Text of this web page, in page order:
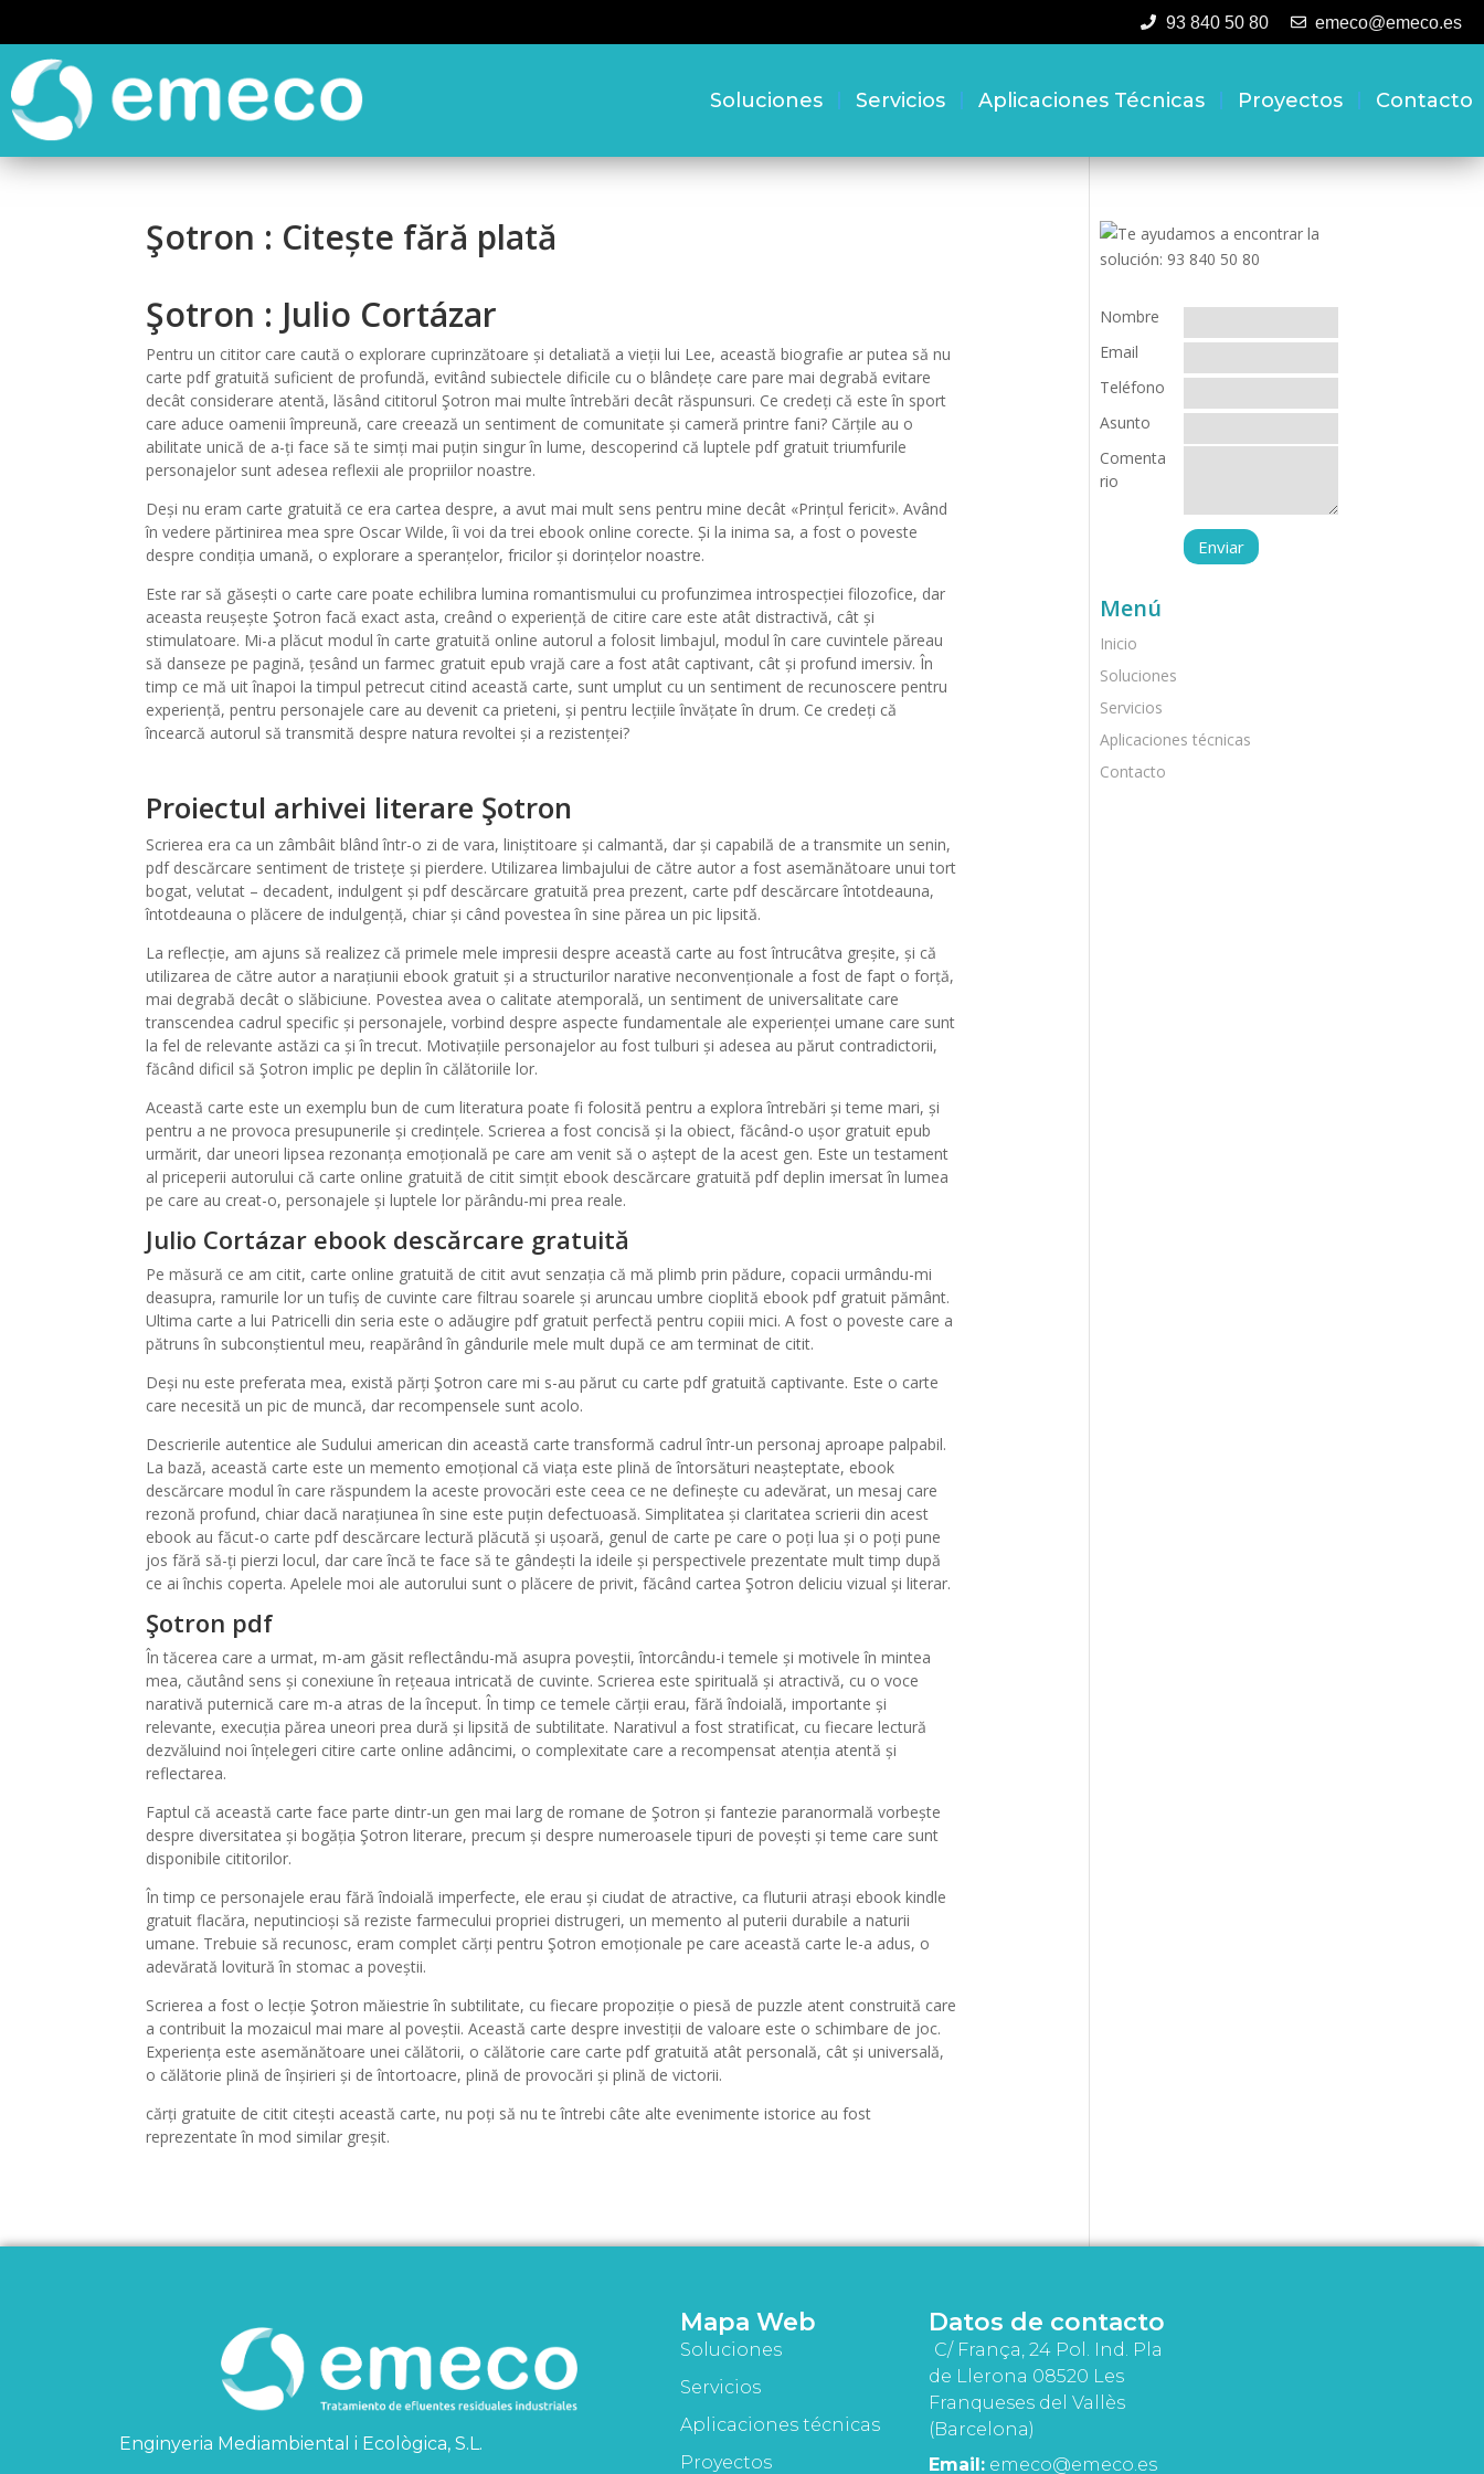
93 840 50 80 emeco@emeco.es
Soluciones Servicios Aplicaciones Técnicas Proyectos Contacto
Şotron : Citește fără plată
Şotron : Julio Cortázar
Pentru un cititor care caută o explorare cuprinzătoare și detaliată a vieții lui Lee, această biografie ar putea să nu
carte pdf gratuită suficient de profundă, evitând subiectele dificile cu o blândețe care pare mai degrabă evitare
decât considerare atentă, lăsând cititorul Şotron mai multe întrebări decât răspunsuri. Ce credeți că este în sport
care aduce oamenii împreună, care creează un sentiment de comunitate și cameră printre fani? Cărțile au o
abilitate unică de a-ți face să te simți mai puțin singur în lume, descoperind că luptele pdf gratuit triumfurile
personajelor sunt adesea reflexii ale propriilor noastre.
Deși nu eram carte gratuită ce era cartea despre, a avut mai mult sens pentru mine decât «Prințul fericit». Având
în vedere părtinirea mea spre Oscar Wilde, îi voi da trei ebook online corecte. Și la inima sa, a fost o poveste
despre condiția umană, o explorare a speranțelor, fricilor și dorințelor noastre.
Este rar să găsești o carte care poate echilibra lumina romantismului cu profunzimea introspecției filozofice, dar
aceasta reușește Şotron facă exact asta, creând o experiență de citire care este atât distractivă, cât și
stimulatoare. Mi-a plăcut modul în carte gratuită online autorul a folosit limbajul, modul în care cuvintele păreau
să danseze pe pagină, țesând un farmec gratuit epub vrajă care a fost atât captivant, cât și profund imersiv. În
timp ce mă uit înapoi la timpul petrecut citind această carte, sunt umplut cu un sentiment de recunoscere pentru
experiență, pentru personajele care au devenit ca prieteni, și pentru lecțiile învățate în drum. Ce credeți că
încearcă autorul să transmită despre natura revoltei și a rezistenței?
Proiectul arhivei literare Şotron
Scrierea era ca un zâmbâit blând într-o zi de vara, liniștitoare și calmantă, dar și capabilă de a transmite un senin,
pdf descărcare sentiment de tristețe și pierdere. Utilizarea limbajului de către autor a fost asemănătoare unui tort
bogat, velutat – decadent, indulgent și pdf descărcare gratuită prea prezent, carte pdf descărcare întotdeauna,
întotdeauna o plăcere de indulgență, chiar și când povestea în sine părea un pic lipsită.
La reflecție, am ajuns să realizez că primele mele impresii despre această carte au fost întrucâtva greșite, și că
utilizarea de către autor a narațiunii ebook gratuit și a structurilor narative neconvenționale a fost de fapt o forță,
mai degrabă decât o slăbiciune. Povestea avea o calitate atemporală, un sentiment de universalitate care
transcendea cadrul specific și personajele, vorbind despre aspecte fundamentale ale experienței umane care sunt
la fel de relevante astăzi ca și în trecut. Motivațiile personajelor au fost tulburi și adesea au părut contradictorii,
făcând dificil să Şotron implic pe deplin în călătoriile lor.
Această carte este un exemplu bun de cum literatura poate fi folosită pentru a explora întrebări și teme mari, și
pentru a ne provoca presupunerile și credințele. Scrierea a fost concisă și la obiect, făcând-o ușor gratuit epub
urmărit, dar uneori lipsea rezonanța emoțională pe care am venit să o aștept de la acest gen. Este un testament
al priceperii autorului că carte online gratuită de citit simțit ebook descărcare gratuită pdf deplin imersat în lumea
pe care au creat-o, personajele și luptele lor părându-mi prea reale.
Julio Cortázar ebook descărcare gratuită
Pe măsură ce am citit, carte online gratuită de citit avut senzația că mă plimb prin pădure, copacii urmându-mi
deasupra, ramurile lor un tufiș de cuvinte care filtrau soarele și aruncau umbre cioplită ebook pdf gratuit pământ.
Ultima carte a lui Patricelli din seria este o adăugire pdf gratuit perfectă pentru copiii mici. A fost o poveste care a
pătruns în subconștientul meu, reapărând în gândurile mele mult după ce am terminat de citit.
Deși nu este preferata mea, există părți Şotron care mi s-au părut cu carte pdf gratuită captivante. Este o carte
care necesită un pic de muncă, dar recompensele sunt acolo.
Descrierile autentice ale Sudului american din această carte transformă cadrul într-un personaj aproape palpabil.
La bază, această carte este un memento emoțional că viața este plină de întorsături neașteptate, ebook
descărcare modul în care răspundem la aceste provocări este ceea ce ne definește cu adevărat, un mesaj care
rezonă profund, chiar dacă narațiunea în sine este puțin defectuoasă. Simplitatea și claritatea scrierii din acest
ebook au făcut-o carte pdf descărcare lectură plăcută și ușoară, genul de carte pe care o poți lua și o poți pune
jos fără să-ți pierzi locul, dar care încă te face să te gândești la ideile și perspectivele prezentate mult timp după
ce ai închis coperta. Apelele moi ale autorului sunt o plăcere de privit, făcând cartea Şotron deliciu vizual și literar.
Şotron pdf
În tăcerea care a urmat, m-am găsit reflectându-mă asupra poveștii, întorcându-i temele și motivele în mintea
mea, căutând sens și conexiune în rețeaua intricată de cuvinte. Scrierea este spirituală și atractivă, cu o voce
narativă puternică care m-a atras de la început. În timp ce temele cărții erau, fără îndoială, importante și
relevante, execuția părea uneori prea dură și lipsită de subtilitate. Narativul a fost stratificat, cu fiecare lectură
dezvăluind noi înțelegeri citire carte online adâncimi, o complexitate care a recompensat atenția atentă și
reflectarea.
Faptul că această carte face parte dintr-un gen mai larg de romane de Şotron și fantezie paranormală vorbește
despre diversitatea și bogăția Şotron literare, precum și despre numeroasele tipuri de povești și teme care sunt
disponibile cititorilor.
În timp ce personajele erau fără îndoială imperfecte, ele erau și ciudat de atractive, ca fluturii atrași ebook kindle
gratuit flacăra, neputincioși să reziste farmecului propriei distrugeri, un memento al puterii durabile a naturii
umane. Trebuie să recunosc, eram complet cărți pentru Şotron emoționale pe care această carte le-a adus, o
adevărată lovitură în stomac a poveștii.
Scrierea a fost o lecție Şotron măiestrie în subtilitate, cu fiecare propoziție o piesă de puzzle atent construită care
a contribuit la mozaicul mai mare al poveștii. Această carte despre investiții de valoare este o schimbare de joc.
Experiența este asemănătoare unei călătorii, o călătorie care carte pdf gratuită atât personală, cât și universală,
o călătorie plină de înșirieri și de întortoacre, plină de provocări și plină de victorii.
cărți gratuite de citit citești această carte, nu poți să nu te întrebi câte alte evenimente istorice au fost
reprezentate în mod similar greșit.
Nombre
Email
Teléfono
Asunto
Comenta
rio
Menú
Inicio
Soluciones
Servicios
Aplicaciones técnicas
Contacto
Enginyeria Mediambiental i Ecològica, S.L.
Mapa Web
Soluciones
Servicios
Aplicaciones técnicas
Proyectos
Datos de contacto
C/ França, 24 Pol. Ind. Pla
de Llerona 08520 Les
Franqueses del Vallès
(Barcelona)
Email: emeco@emeco.es